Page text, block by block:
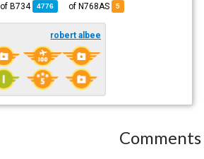
5
4776
of
B734
robert albee
Comments